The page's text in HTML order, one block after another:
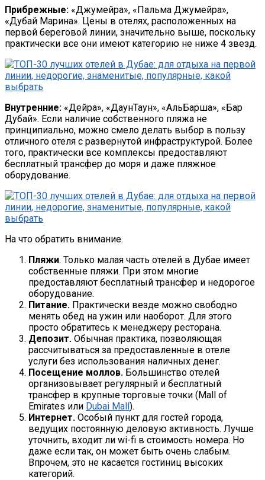
Прибрежные: «Джумейра», «Пальма Джумейра»,
«Дубай Марина». Цены в отелях, расположенных на
первой береговой линии, значительно выше, поскольку
практически все они имеют категорию не ниже 4 звезд.
Внутренние: «Дейра», «ДаунТаун», «АльБарша», «Бар
Дубай». Если наличие собственного пляжа не
принципиально, можно смело делать выбор в пользу
отличного отеля с развернутой инфраструктурой. Более
того, практически все комплексы предоставляют
бесплатный трансфер до моря и даже пляжное
оборудование.
На что обратить внимание.
Пляжи. Только малая часть отелей в Дубае имеет
собственные пляжи. При этом многие
предоставляют бесплатный трансфер и недорогое
оборудование.
Питание. Практически везде можно свободно
менять обед на ужин или наоборот. Для этого
просто обратитесь к менеджеру ресторана.
Депозит. Обычная практика, позволяющая
рассчитываться за предоставленные в отеле
услуги без использования наличных денег.
Посещение моллов. Большинство отелей
организовывает регулярный и бесплатный
трансфер в крупные торговые точки (Mall of
Emirates или Dubai Mall).
Интернет. Особый пункт для гостей города,
ведущих постоянную деловую активность. Лучше
уточнить, входит ли wi-fi в стоимость номера. Но
даже если так, он может быть очень слабым.
Впрочем, это не касается гостиниц высоких
категорий.